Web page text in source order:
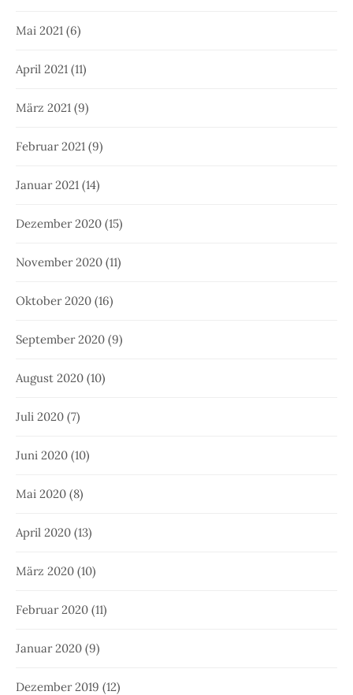
Mai 2021 (6)
April 2021 (11)
März 2021 (9)
Februar 2021 (9)
Januar 2021 (14)
Dezember 2020 (15)
November 2020 (11)
Oktober 2020 (16)
September 2020 (9)
August 2020 (10)
Juli 2020 (7)
Juni 2020 (10)
Mai 2020 (8)
April 2020 (13)
März 2020 (10)
Februar 2020 (11)
Januar 2020 (9)
Dezember 2019 (12)